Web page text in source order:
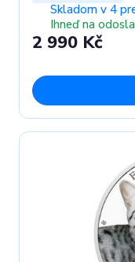
Skladom v 4
Ihneď na
2 990 Kč